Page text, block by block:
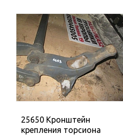
25650 Кронштейн
крепления торсиона